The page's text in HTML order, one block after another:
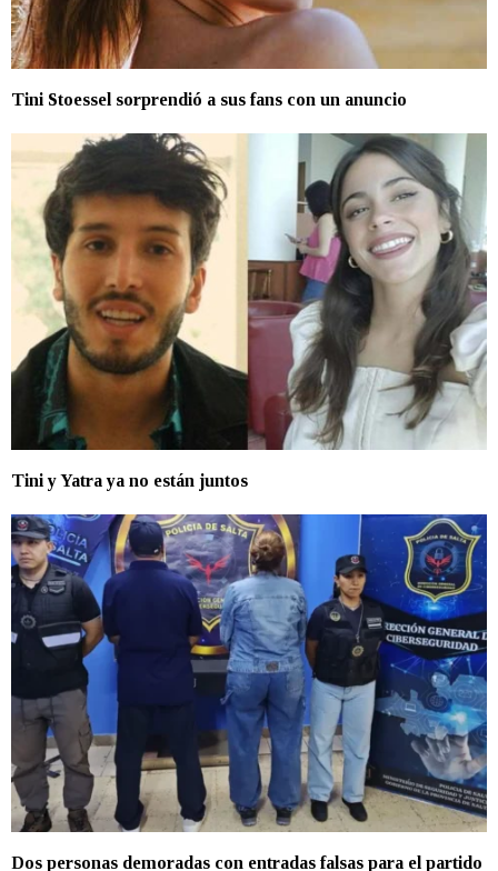
Tini Stoessel sorprendió a sus fans con un anuncio
Tini y Yatra ya no están juntos
Dos personas demoradas con entradas falsas para el partido